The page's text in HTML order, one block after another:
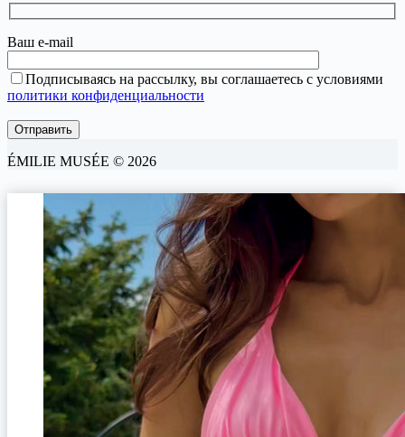
Ваш e-mail
Подписываясь на рассылку, вы соглашаетесь с условиями
политики конфиденциальности
ÉMILIE MUSÉE © 2026